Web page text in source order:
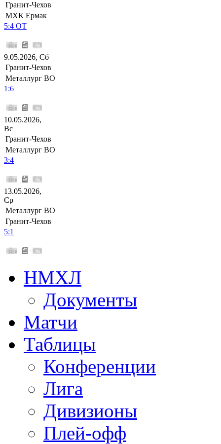
Гранит-Чехов
МХК Ермак
5:4 ОТ
9.05.2026, Сб
Гранит-Чехов
Металлург ВО
1:6
10.05.2026,
Вс
Гранит-Чехов
Металлург ВО
3:4
13.05.2026,
Ср
Металлург ВО
Гранит-Чехов
5:1
НМХЛ
Документы
Матчи
Таблицы
Конференции
Лига
Дивизионы
Плей-офф